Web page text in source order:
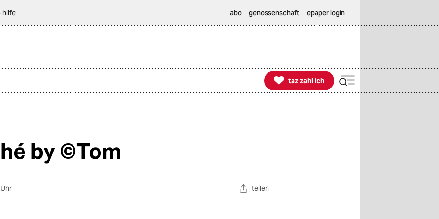
hilfe abo genossenschaft epaper login

taz zahl ich
taz zahl ich
by ©Tom
teilen